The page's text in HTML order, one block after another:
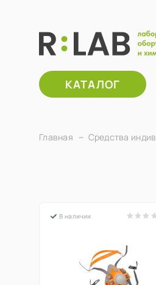
КАТАЛОГ
Главная Средства
В наличии